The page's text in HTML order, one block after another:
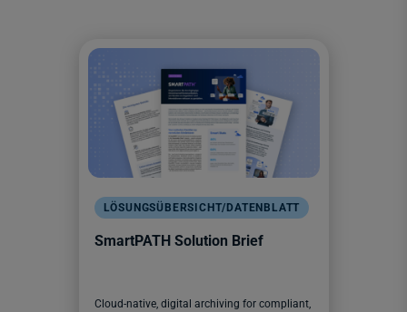
LÖSUNGSÜBERSICHT/DATENBLATT
SmartPATH Solution Brief
Cloud-native, digital archiving for compliant,